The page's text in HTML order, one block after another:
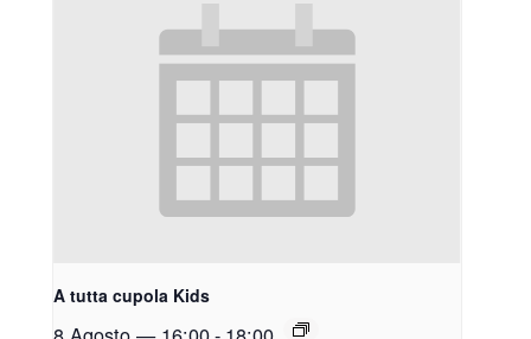
A tutta cupola Kids